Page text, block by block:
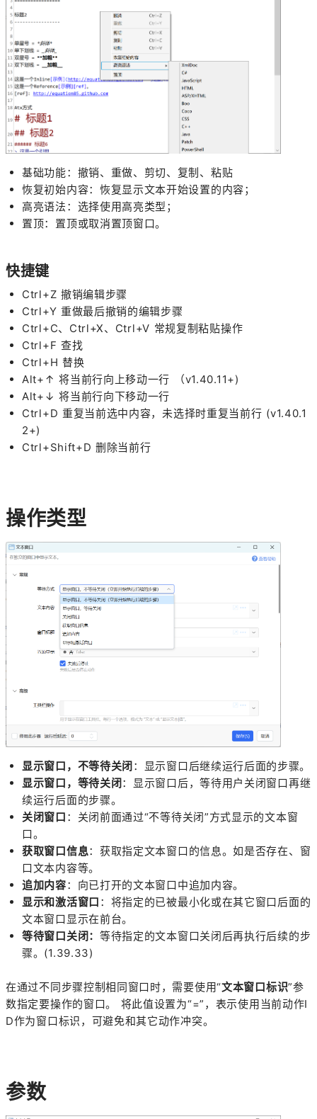
基础功能：撤销、重做、剪切、复制、粘贴
恢复初始内容：恢复显示文本开始设置的内容；
高亮语法：选择使用高亮类型；
置顶：置顶或取消置顶窗口。
快捷键
Ctrl+Z 撤销编辑步骤
Ctrl+Y 重做最后撤销的编辑步骤
Ctrl+C、Ctrl+X、Ctrl+V 常规复制粘贴操作
Ctrl+F 查找
Ctrl+H 替换
Alt+↑ 将当前行向上移动一行 （v1.40.11+)
Alt+↓ 将当前行向下移动一行
Ctrl+D 重复当前选中内容，未选择时重复当前行 (v1.40.1
2+)
Ctrl+Shift+D 删除当前行
操作类型
显示窗口，不等待关闭：显示窗口后继续运行后面的步骤。
显示窗口，等待关闭：显示窗口后，等待用户关闭窗口再继
续运行后面的步骤。
关闭窗口 ：关闭前面通过“不等待关闭”方式显示的文本窗
口。
获取窗口信息：获取指定文本窗口的信息。如是否存在、窗
口文本内容等。
追加内容：向已打开的文本窗口中追加内容。
显示和激活窗口 ：将指定的已被最小化或在其它窗口后面的
文本窗口显示在前台。
等待窗口关闭： 等待指定的文本窗口关闭后再执行后续的步
骤。(1.39.33)
在通过不同步骤控制相同窗口时，需要使用“文本窗口标识”参
数指定要操作的窗口。 将此值设置为“=”，表示使用当前动作I
D作为窗口标识，可避免和其它动作冲突。
参数